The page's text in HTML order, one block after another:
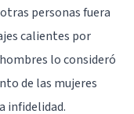
personas fuera
calientes por
lo consideró
de las mujeres
infidelidad.